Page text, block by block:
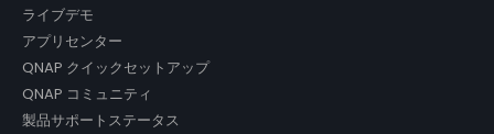
ライブデモ
アプリセンター
QNAP クイックセットアップ
QNAP コミュニティ
製品サポートステータス